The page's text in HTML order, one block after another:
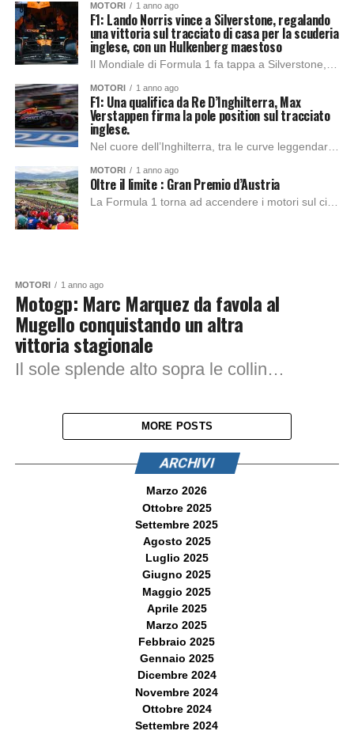
MOTORI 1 anno ago
F1: Lando Norris vince a Silverstone, regalando
una vittoria sul tracciato di casa per la scuderia
inglese, con un Hulkenberg maestoso
MOTORI 1 anno ago
F1: Una qualifica da Re D’Inghilterra, Max
Verstappen firma la pole position sul tracciato
inglese.
Nel cuore dell’Inghilterra, tra le curve leggendarie di Copse, Maggotts e Becketts, il tempio della velocità britannica si prepara a scrivere un nuovo capitolo. È il...
MOTORI 1 anno ago
Oltre il limite : Gran Premio d’Austria
MOTORI 1 anno ago
Motogp: Marc Marquez da favola al
Mugello conquistando un altra
vittoria stagionale
Il sole splende alto sopra le colline toscane, l’asfalto rovente del Mugello è pronto ad accogliere uno degli appuntamenti più attesi della stagione MotoGP. L’atmosfera è...
MORE POSTS
ARCHIVI
Marzo 2026
Ottobre 2025
Settembre 2025
Agosto 2025
Luglio 2025
Giugno 2025
Maggio 2025
Aprile 2025
Marzo 2025
Febbraio 2025
Gennaio 2025
Dicembre 2024
Novembre 2024
Ottobre 2024
Settembre 2024